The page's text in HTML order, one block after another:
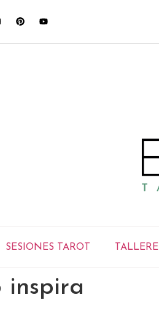
SESIONES TAROT
inspira